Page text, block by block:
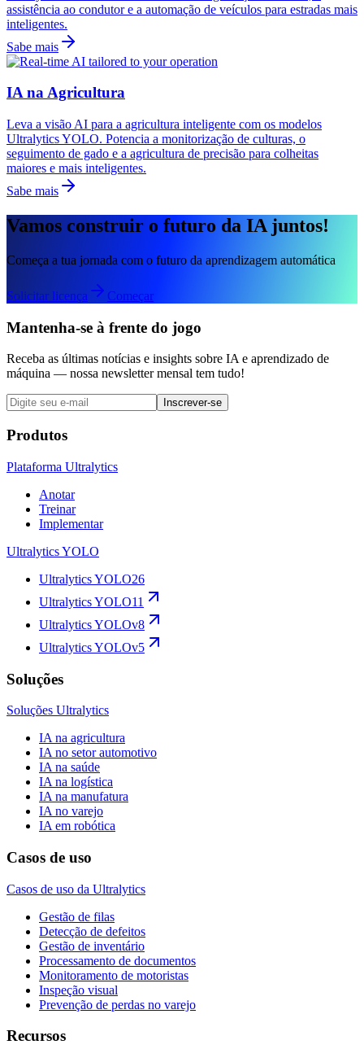
assistência ao condutor e a automação de veículos para estradas mais
inteligentes.
Sabe mais
IA na Agricultura
Leva a visão AI para a agricultura inteligente com os modelos
Ultralytics YOLO. Potencia a monitorização de culturas, o
seguimento de gado e a agricultura de precisão para colheitas
maiores e mais inteligentes.
Sabe mais
Vamos construir o futuro da IA juntos!
Começa a tua jornada com o futuro da aprendizagem automática
Solicitar licença Começar
Mantenha-se à frente do jogo
Receba as últimas notícias e insights sobre IA e aprendizado de
máquina — nossa newsletter mensal tem tudo!
Inscrever-se
Produtos
Plataforma Ultralytics
Anotar
Treinar
Implementar
Ultralytics YOLO
Ultralytics YOLO26
Ultralytics YOLO11
Ultralytics YOLOv8
Ultralytics YOLOv5
Soluções
Soluções Ultralytics
IA na agricultura
IA no setor automotivo
IA na saúde
IA na logística
IA na manufatura
IA no varejo
IA em robótica
Casos de uso
Casos de uso da Ultralytics
Gestão de filas
Detecção de defeitos
Gestão de inventário
Processamento de documentos
Monitoramento de motoristas
Inspeção visual
Prevenção de perdas no varejo
Recursos